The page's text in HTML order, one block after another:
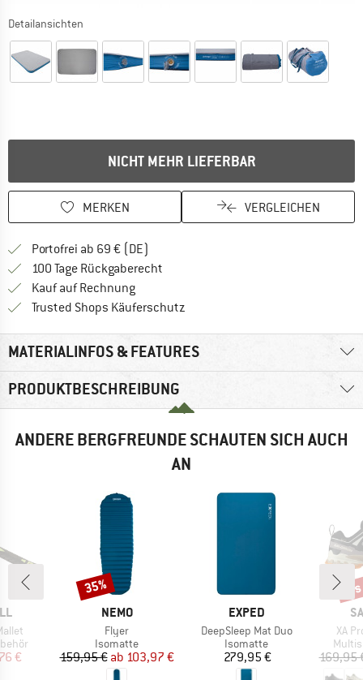
Detailansichten
NICHT MEHR LIEFERBAR
MERKEN VERGLEICHEN
Portofrei ab 69 € (DE)
100 Tage Rückgaberecht
Kauf auf RechnungFinde die Zahlungs-Infos hier! Öffnet
Trusted Shops Käuferschutz
MATERIALINFOS & FEATURES
PRODUKTBESCHREIBUNG
ANDERE BERGFREUNDE SCHAUTEN SICH AUCH
AN
Preis
€
MARKE
NEMO
Artikel
Flyer
Produktgruppe
Isomatte
Preis
159,95 € reduzierter Preis
ab 103,97 €
Rabatt
35%
MARKE
EXPED
Artikel
DeepSleep Mat Duo
Produktgruppe
Isomatte
Preis
279,95 €
XA
169,95